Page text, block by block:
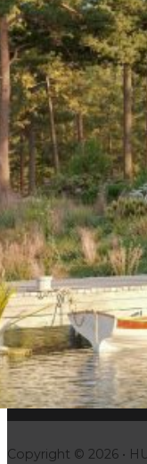
Tammsaare,
Rõugen
Sähköposti:
Puhelin: +372 513
Follow us on
Follow us on
3D tekniikka
Etusivu
Toimitus
Valmistus
Yhteystiedot
Yrityksestä
Copyright © 2026 •